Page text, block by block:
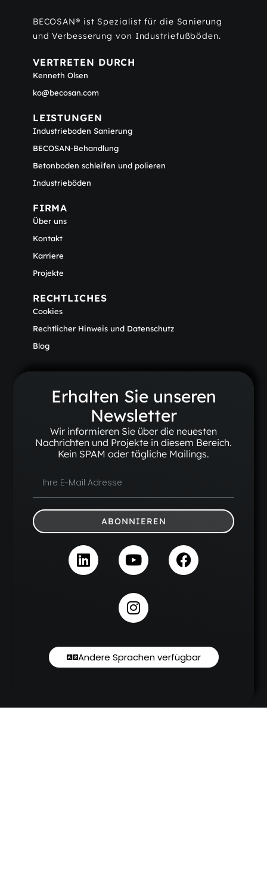
BECOSAN® ist Spezialist für die Sanierung
und Verbesserung von Industriefußböden.
VERTRETEN DURCH
Kenneth Olsen
ko@becosan.com
LEISTUNGEN
Industrieboden Sanierung
BECOSAN-Behandlung
Betonboden schleifen und polieren
Industrieböden
FIRMA
Über uns
Kontakt
Karriere
Projekte
RECHTLICHES
Cookies
Rechtlicher Hinweis und Datenschutz
Blog
Erhalten Sie unseren
Newsletter
Wir informieren Sie über die neuesten
Nachrichten und Projekte in diesem Bereich.
Kein SPAM oder tägliche Mailings.
ABONNIEREN
Andere Sprachen verfügbar